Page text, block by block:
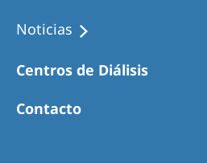
Noticias
Centros de Diálisis
Contacto